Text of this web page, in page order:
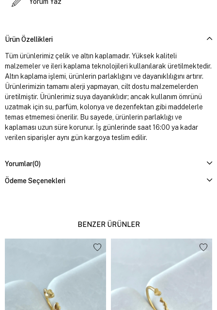
Ürün Özellikleri
Tüm ürünlerimiz çelik ve altın kaplamadır. Yüksek kaliteli
malzemeler ve ileri kaplama teknolojileri kullanılarak üretilmektedir.
Altın kaplama işlemi, ürünlerin parlaklığını ve dayanıklılığını artırır.
Ürünlerimizin tamamı alerji yapmayan, cilt dostu malzemelerden
üretilmiştir. Ürünlerimiz suya dayanıklıdır; ancak kullanım ömrünü
uzatmak için su, parfüm, kolonya ve dezenfektan gibi maddelerle
temas etmemesi önerilir. Bu sayede, ürünlerin parlaklığı ve
kaplaması uzun süre korunur. İş günlerinde saat 16:00 ya kadar
verilen siparişler aynı gün kargoya teslim edilir.
Yorumlar(0)
Ödeme Seçenekleri
BENZER ÜRÜNLER